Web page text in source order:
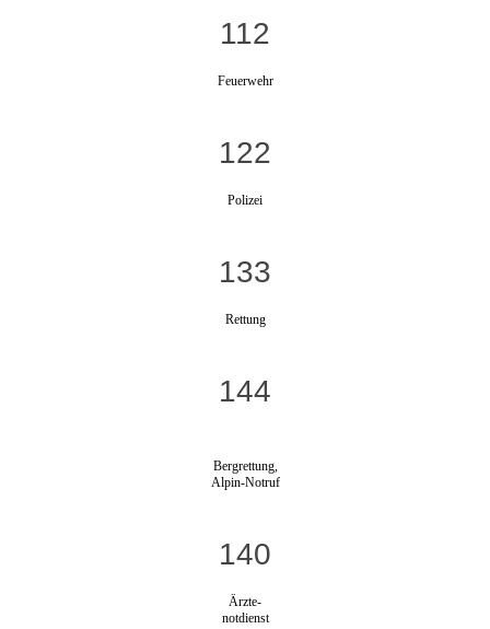
112
Feuerwehr
122
Polizei
133
Rettung
144
Bergrettung,
Alpin-Notruf
140
Ärzte-
notdienst